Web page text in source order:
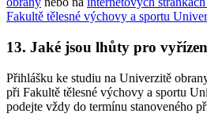
Fakultě tělesné výchovy a sportu
13. Jaké jsou lhůty pro
Přihlášku ke studiu na Univerzitě
při Fakultě tělesné výchovy a sportu
podejte vždy do termínu stanoveného